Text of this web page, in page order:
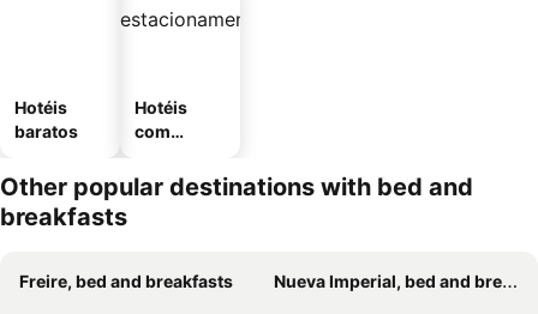
Hotéis
baratos
Hotéis
com
mento
Other popular destinations with bed and
breakfasts
Freire, bed and breakfasts Nueva Imperial, bed and breakfasts